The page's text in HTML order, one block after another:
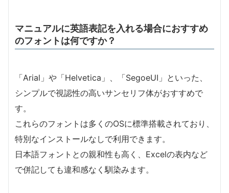
マニュアルに英語表記を入れる場合におすすめ
のフォントは何ですか？
「Arial」や「Helvetica」、「SegoeUI」といった、
シンプルで視認性の高いサンセリフ体がおすすめで
す。
これらのフォントは多くのOSに標準搭載されており、
特別なインストールなしで利用できます。
日本語フォントとの親和性も高く、Excelの表内など
で併記しても違和感なく馴染みます。